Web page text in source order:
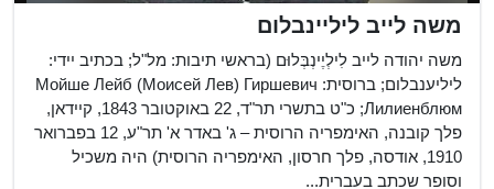
משה לייב ליליינבלום
משה יהודה לייב לִילְיֶינְבְּלוּם (בראשי תיבות: מל"ל; בכתיב יידי:
ליליענבלום; ברוסית: Мойше Лейб (Моисей Лев) Гиршевич
Лилиенблюм; כ"ט בתשרי תר"ד, 22 באוקטובר 1843, קיידאן,
פלך קובנה, האימפריה הרוסית – ג' באדר א' תר"ע, 12 בפברואר
1910, אודסה, פלך חרסון, האימפריה הרוסית) היה משכיל
וסופר שכתב בעברית...